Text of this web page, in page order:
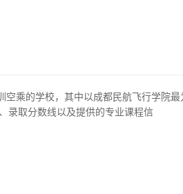
录取分数线以及提供的专业课程信